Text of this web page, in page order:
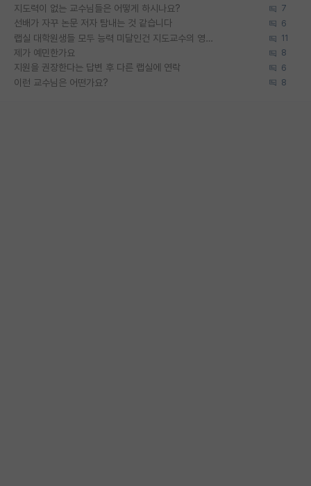
지도력이 없는 교수님들은 어떻게 하시나요? 7
선배가 자꾸 논문 저자 탐내는 것 같습니다 6
랩실 대학원생들 모두 능력 미달인건 지도교수의 영향 아닌가? 11
제가 예민한가요 8
지원을 권장한다는 답변 후 다른 랩실에 연락 6
이런 교수님은 어떤가요? 8